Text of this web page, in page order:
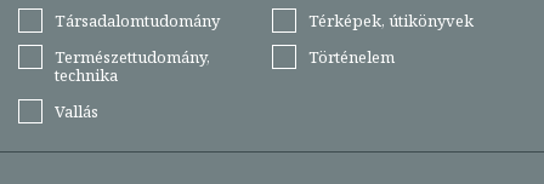
Társadalomtudomány
Térképek, útikönyvek
Természettudomány,
technika
Történelem
Vallás